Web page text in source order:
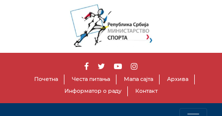
Почетна Честа питања Мапа сајта
Архива
Информатор о раду
Контакт